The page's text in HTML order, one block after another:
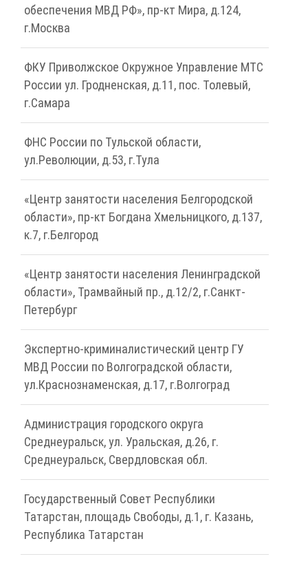
обеспечения МВД РФ», пр-кт Мира, д.124,
г.Москва
ФКУ Приволжское Окружное Управление МТС
России ул. Гродненская, д.11, пос. Толевый,
г.Самара
ФНС России по Тульской области,
ул.Революции, д.53, г.Тула
«Центр занятости населения Белгородской
области», пр-кт Богдана Хмельницкого, д.137,
к.7, г.Белгород
«Центр занятости населения Ленинградской
области», Трамвайный пр., д.12/2, г.Санкт-
Петербург
Экспертно-криминалистический центр ГУ
МВД России по Волгоградской области,
ул.Краснознаменская, д.17, г.Волгоград
Администрация городского округа
Среднеуральск, ул. Уральская, д.26, г.
Среднеуральск, Свердловская обл.
Государственный Совет Республики
Татарстан, площадь Свободы, д.1, г. Казань,
Республика Татарстан